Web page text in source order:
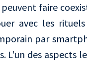
peuvent faire
avec les
par
L'un des aspects